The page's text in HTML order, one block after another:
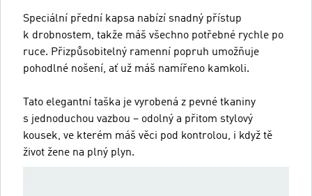
Speciální přední kapsa nabízí snadný přístup
k drobnostem, takže máš všechno potřebné rychle po
ruce. Přizpůsobitelný ramenní popruh umožňuje
pohodlné nošení, ať už máš namířeno kamkoli.
Tato elegantní taška je vyrobená z pevné tkaniny
s jednoduchou vazbou – odolný a přitom stylový
kousek, ve kterém máš věci pod kontrolou, i když tě
život žene na plný plyn.